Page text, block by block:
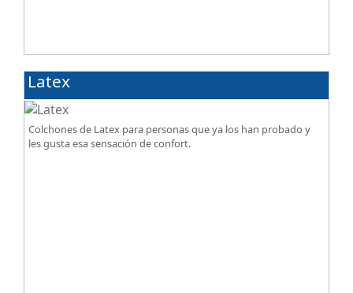
Latex
Colchones de Latex para personas que ya los han probado y
les gusta esa sensación de confort.